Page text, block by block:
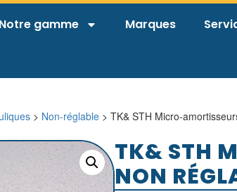
Notre gamme Marques
> Non-réglable > TK& STH Micro-
TK& STH
NON